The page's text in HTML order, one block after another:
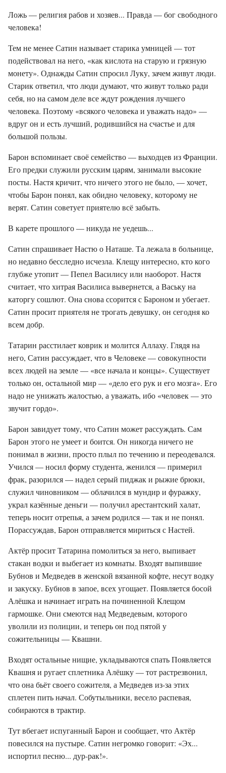
Ложь — религия рабов и хозяев... Правда — бог свободного
человека!
Тем не менее Сатин называет старика умницей — тот
подействовал на него, «как кислота на старую и грязную
монету». Однажды Сатин спросил Луку, зачем живут люди.
Старик ответил, что люди думают, что живут только ради
себя, но на самом деле все ждут рождения лучшего
человека. Поэтому «всякого человека и уважать надо» —
вдруг он и есть лучший, родившийся на счастье и для
большой пользы.
Барон вспоминает своё семейство — выходцев из Франции.
Его предки служили русским царям, занимали высокие
посты. Настя кричит, что ничего этого не было, — хочет,
чтобы Барон понял, как обидно человеку, которому не
верят. Сатин советует приятелю всё забыть.
В карете прошлого — никуда не уедешь...
Сатин спрашивает Настю о Наташе. Та лежала в больнице,
но недавно бесследно исчезла. Клещу интересно, кто кого
глубже утопит — Пепел Василису или наоборот. Настя
считает, что хитрая Василиса вывернется, а Ваську на
каторгу сошлют. Она снова ссорится с Бароном и убегает.
Сатин просит приятеля не трогать девушку, он сегодня ко
всем добр.
Татарин расстилает коврик и молится Аллаху. Глядя на
него, Сатин рассуждает, что в Человеке — совокупности
всех людей на земле — «все начала и концы». Существует
только он, остальной мир — «дело его рук и его мозга». Его
надо не унижать жалостью, а уважать, ибо «человек — это
звучит гордо».
Барон завидует тому, что Сатин может рассуждать. Сам
Барон этого не умеет и боится. Он никогда ничего не
понимал в жизни, просто плыл по течению и переодевался.
Учился — носил форму студента, женился — примерил
фрак, разорился — надел серый пиджак и рыжие брюки,
служил чиновником — облачился в мундир и фуражку,
украл казённые деньги — получил арестантский халат,
теперь носит отрепья, а зачем родился — так и не понял.
Порассуждав, Барон отправляется мириться с Настей.
Актёр просит Татарина помолиться за него, выпивает
стакан водки и выбегает из комнаты. Входят выпившие
Бубнов и Медведев в женской вязанной кофте, несут водку
и закуску. Бубнов в запое, всех угощает. Появляется босой
Алёшка и начинает играть на починенной Клещом
гармошке. Они смеются над Медведевым, которого
уволили из полиции, и теперь он под пятой у
сожительницы — Квашни.
Входят остальные нищие, укладываются спать Появляется
Квашня и ругает сплетника Алёшку — тот растрезвонил,
что она бьёт своего сожителя, а Медведев из-за этих
сплетен пить начал. Собутыльники, весело распевая,
собираются в трактир.
Тут вбегает испуганный Барон и сообщает, что Актёр
повесился на пустыре. Сатин негромко говорит: «Эх...
испортил песню... дур-рак!».